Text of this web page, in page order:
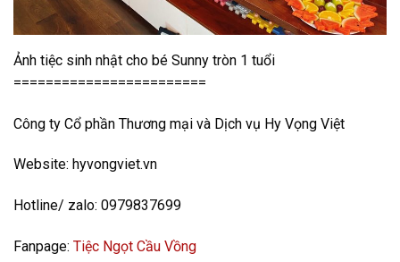
Ảnh tiệc sinh nhật cho bé Sunny tròn 1 tuổi
========================
Công ty Cổ phần Thương mại và Dịch vụ Hy Vọng Việt
Website: hyvongviet.vn
Hotline/ zalo: 0979837699
Fanpage: Tiệc Ngọt Cầu Vồng